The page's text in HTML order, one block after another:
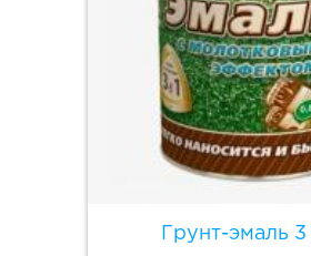
Грунт-эмаль 3